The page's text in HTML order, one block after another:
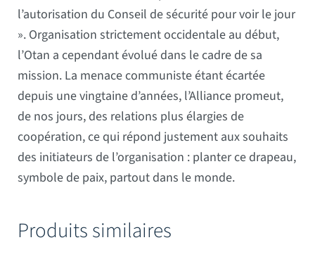
l’autorisation du Conseil de sécurité pour voir le jour
». Organisation strictement occidentale au début,
l’Otan a cependant évolué dans le cadre de sa
mission. La menace communiste étant écartée
depuis une vingtaine d’années, l’Alliance promeut,
de nos jours, des relations plus élargies de
coopération, ce qui répond justement aux souhaits
des initiateurs de l’organisation : planter ce drapeau,
symbole de paix, partout dans le monde.
Produits similaires